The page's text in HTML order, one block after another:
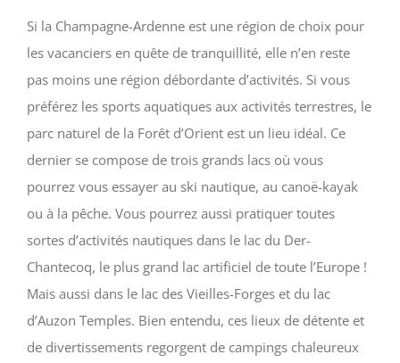
Si la Champagne-Ardenne est une région de choix pour
les vacanciers en quête de tranquillité, elle n’en reste
pas moins une région débordante d’activités. Si vous
préférez les sports aquatiques aux activités terrestres, le
parc naturel de la Forêt d’Orient est un lieu idéal. Ce
dernier se compose de trois grands lacs où vous
pourrez vous essayer au ski nautique, au canoë-kayak
ou à la pêche. Vous pourrez aussi pratiquer toutes
sortes d’activités nautiques dans le lac du Der-
Chantecoq, le plus grand lac artificiel de toute l’Europe !
Mais aussi dans le lac des Vieilles-Forges et du lac
d’Auzon Temples. Bien entendu, ces lieux de détente et
de divertissements regorgent de campings chaleureux